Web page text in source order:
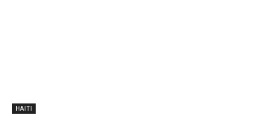
HAITI